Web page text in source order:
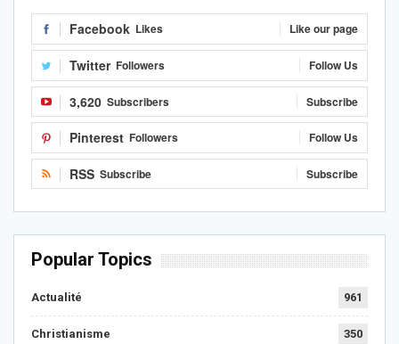
Facebook Likes Like our page
Twitter Followers Follow Us
3,620 Subscribers Subscribe
Pinterest Followers Follow Us
RSS Subscribe Subscribe
Popular Topics
Actualité 961
Christianisme 350